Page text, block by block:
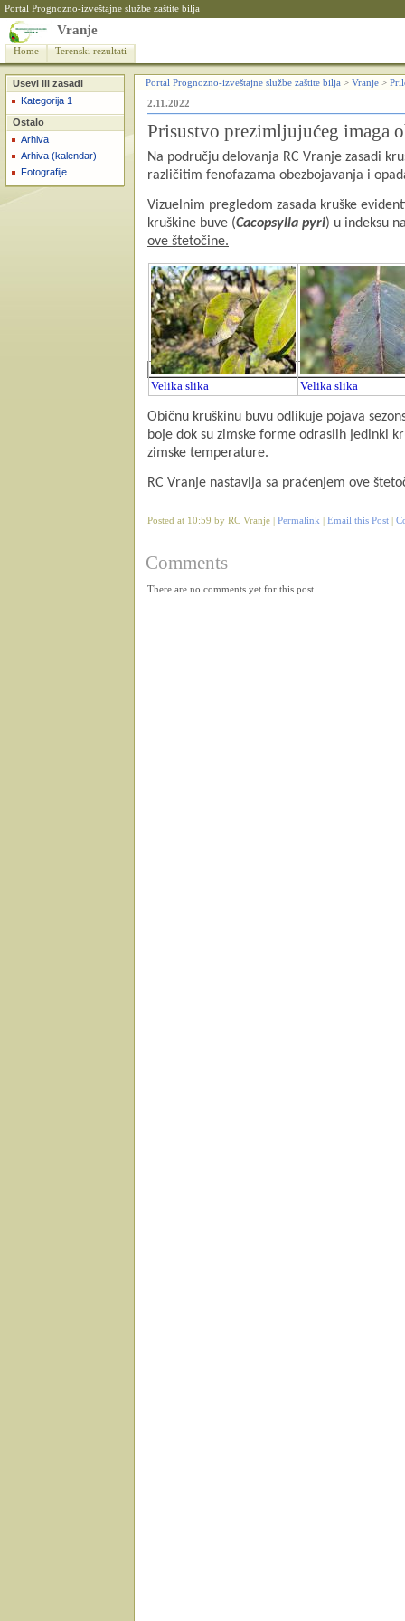
Portal Prognozno-izveštajne službe zaštite bilja
Vranje
Home Terenski rezultati
Usevi ili zasadi
Kategorija 1
Ostalo
Arhiva
Arhiva (kalendar)
Fotografije
Portal Prognozno-izveštajne službe zaštite bilja > Vranje >
2.11.2022
Prisustvo prezimljujućeg imaga
Na području delovanja RC Vranje zasadi
različitim fenofazama obezbojavanja i
Vizuelnim pregledom zasada kruške
kruškine buve (Cacopsylla pyri) u indeksu
ove štetočine.
Velika slika Velika slika
Običnu kruškinu buvu odlikuje pojava
boje dok su zimske forme odraslih jedinki
zimske temperature.
RC Vranje nastavlja sa praćenjem ove
Posted at 10:59 by RC Vranje | Permalink Email this Post
Comments
There are no comments yet for this post.